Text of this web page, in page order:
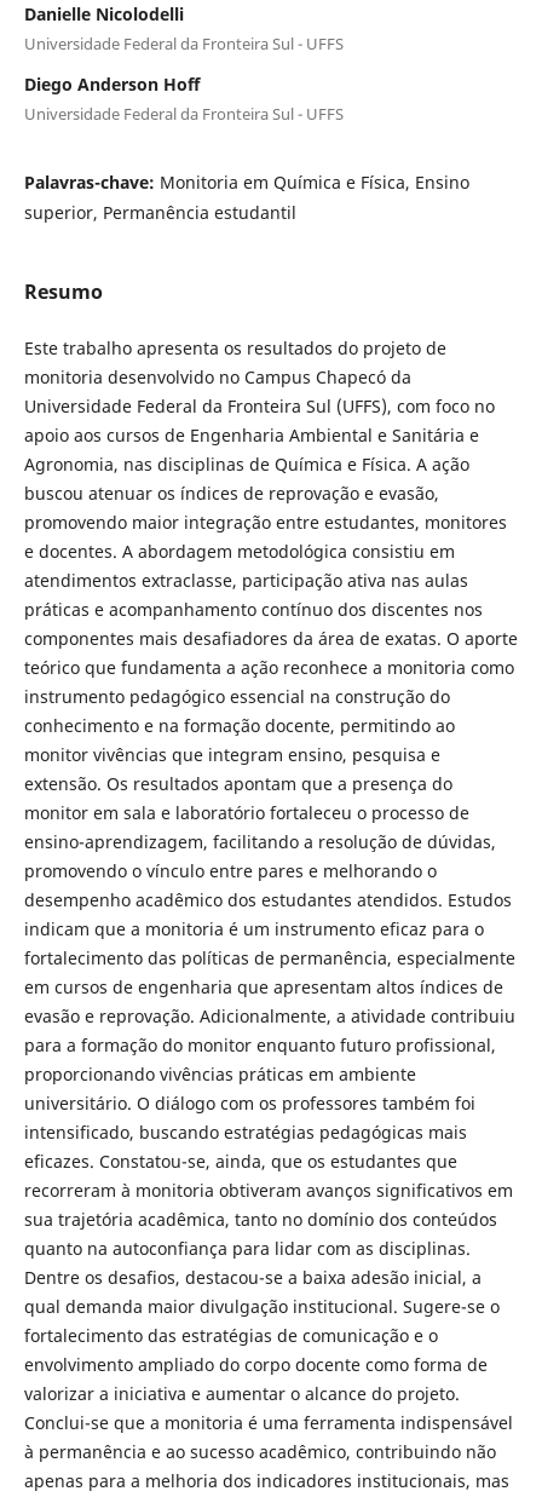
Danielle Nicolodelli
Universidade Federal da Fronteira Sul - UFFS
Diego Anderson Hoff
Universidade Federal da Fronteira Sul - UFFS
Palavras-chave: Monitoria em Química e Física, Ensino
superior, Permanência estudantil
Resumo
Este trabalho apresenta os resultados do projeto de
monitoria desenvolvido no Campus Chapecó da
Universidade Federal da Fronteira Sul (UFFS), com foco no
apoio aos cursos de Engenharia Ambiental e Sanitária e
Agronomia, nas disciplinas de Química e Física. A ação
buscou atenuar os índices de reprovação e evasão,
promovendo maior integração entre estudantes, monitores
e docentes. A abordagem metodológica consistiu em
atendimentos extraclasse, participação ativa nas aulas
práticas e acompanhamento contínuo dos discentes nos
componentes mais desafiadores da área de exatas. O aporte
teórico que fundamenta a ação reconhece a monitoria como
instrumento pedagógico essencial na construção do
conhecimento e na formação docente, permitindo ao
monitor vivências que integram ensino, pesquisa e
extensão. Os resultados apontam que a presença do
monitor em sala e laboratório fortaleceu o processo de
ensino-aprendizagem, facilitando a resolução de dúvidas,
promovendo o vínculo entre pares e melhorando o
desempenho acadêmico dos estudantes atendidos. Estudos
indicam que a monitoria é um instrumento eficaz para o
fortalecimento das políticas de permanência, especialmente
em cursos de engenharia que apresentam altos índices de
evasão e reprovação. Adicionalmente, a atividade contribuiu
para a formação do monitor enquanto futuro profissional,
proporcionando vivências práticas em ambiente
universitário. O diálogo com os professores também foi
intensificado, buscando estratégias pedagógicas mais
eficazes. Constatou-se, ainda, que os estudantes que
recorreram à monitoria obtiveram avanços significativos em
sua trajetória acadêmica, tanto no domínio dos conteúdos
quanto na autoconfiança para lidar com as disciplinas.
Dentre os desafios, destacou-se a baixa adesão inicial, a
qual demanda maior divulgação institucional. Sugere-se o
fortalecimento das estratégias de comunicação e o
envolvimento ampliado do corpo docente como forma de
valorizar a iniciativa e aumentar o alcance do projeto.
Conclui-se que a monitoria é uma ferramenta indispensável
à permanência e ao sucesso acadêmico, contribuindo não
apenas para a melhoria dos indicadores institucionais, mas